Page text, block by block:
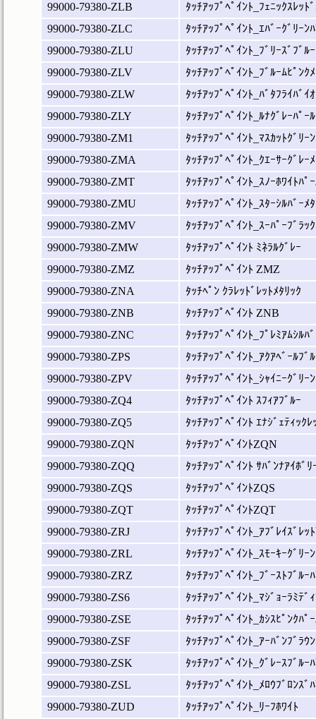
99000-79380-ZLB
ﾀｯﾁｱｯﾌﾟﾍﾟｲﾝﾄ_ﾌｪﾆｯｸｽﾚｯﾄ
99000-79380-ZLC
ﾀｯﾁｱｯﾌﾟﾍﾟｲﾝﾄ_ｴﾊﾞｰｸﾞﾘｰﾝ
99000-79380-ZLU
ﾀｯﾁｱｯﾌﾟﾍﾟｲﾝﾄ_ﾌﾞﾘｰｽﾞﾌﾞﾙ
99000-79380-ZLV
ﾀｯﾁｱｯﾌﾟﾍﾟｲﾝﾄ_ﾌﾞﾙｰﾑﾋﾟﾝｸ
99000-79380-ZLW
ﾀｯﾁｱｯﾌﾟﾍﾟｲﾝﾄ_ﾊﾞﾀﾌﾗｲﾊﾞｲ
99000-79380-ZLY
ﾀｯﾁｱｯﾌﾟﾍﾟｲﾝﾄ_ﾙﾅｸﾞﾚｰﾊﾟｰ
99000-79380-ZM1
ﾀｯﾁｱｯﾌﾟﾍﾟｲﾝﾄ_ﾏｽｶｯﾄｸﾞﾘｰ
99000-79380-ZMA
ﾀｯﾁｱｯﾌﾟﾍﾟｲﾝﾄ_ｸｴｰｻｰｸﾞﾚｰ
99000-79380-ZMT
ﾀｯﾁｱｯﾌﾟﾍﾟｲﾝﾄ_ｽﾉｰﾎﾜｲﾄﾊﾟ
99000-79380-ZMU
ﾀｯﾁｱｯﾌﾟﾍﾟｲﾝﾄ_ｽﾀｰｼﾙﾊﾞｰﾒ
99000-79380-ZMV
ﾀｯﾁｱｯﾌﾟﾍﾟｲﾝﾄ_ｽｰﾊﾟｰﾌﾞﾗｯ
99000-79380-ZMW
ﾀｯﾁｱｯﾌﾟﾍﾟｲﾝﾄ ﾐﾈﾗﾙｸﾞﾚｰ
99000-79380-ZMZ
ﾀｯﾁｱｯﾌﾟﾍﾟｲﾝﾄ ZMZ
99000-79380-ZNA
ﾀｯﾁﾍﾟﾝ ｸﾗﾚｯﾄﾞﾚｯﾄﾒﾀﾘｯｸ
99000-79380-ZNB
ﾀｯﾁｱｯﾌﾟﾍﾟｲﾝﾄ ZNB
99000-79380-ZNC
ﾀｯﾁｱｯﾌﾟﾍﾟｲﾝﾄ_ﾌﾟﾚﾐｱﾑｼﾙﾊ
99000-79380-ZPS
ﾀｯﾁｱｯﾌﾟﾍﾟｲﾝﾄ_ｱｸｱﾍﾞｰﾙﾌﾞ
99000-79380-ZPV
ﾀｯﾁｱｯﾌﾟﾍﾟｲﾝﾄ_ｼｬｲﾆｰｸﾞﾘｰ
99000-79380-ZQ4
ﾀｯﾁｱｯﾌﾟﾍﾟｲﾝﾄ ｽﾌｨｱﾌﾞﾙｰ
99000-79380-ZQ5
ﾀｯﾁｱｯﾌﾟﾍﾟｲﾝﾄ ｴﾅｼﾞｪﾃｨｯｸﾚ
99000-79380-ZQN
ﾀｯﾁｱｯﾌﾟﾍﾟｲﾝﾄZQN
99000-79380-ZQQ
ﾀｯﾁｱｯﾌﾟﾍﾟｲﾝﾄ ｻﾊﾞﾝﾅｱｲﾎﾞﾘ
99000-79380-ZQS
ﾀｯﾁｱｯﾌﾟﾍﾟｲﾝﾄZQS
99000-79380-ZQT
ﾀｯﾁｱｯﾌﾟﾍﾟｲﾝﾄZQT
99000-79380-ZRJ
ﾀｯﾁｱｯﾌﾟﾍﾟｲﾝﾄ_ｱﾌﾞﾚｲｽﾞﾚｯ
99000-79380-ZRL
ﾀｯﾁｱｯﾌﾟﾍﾟｲﾝﾄ_ｽﾓｰｷｰｸﾞﾘｰ
99000-79380-ZRZ
ﾀｯﾁｱｯﾌﾟﾍﾟｲﾝﾄ_ﾌﾞｰｽﾄﾌﾞﾙｰ
99000-79380-ZS6
ﾀｯﾁｱｯﾌﾟﾍﾟｲﾝﾄ_ﾏｼﾞｮｰﾗﾐﾃﾞ
99000-79380-ZSE
ﾀｯﾁｱｯﾌﾟﾍﾟｲﾝﾄ_ｶｼｽﾋﾟﾝｸﾊﾟ
99000-79380-ZSF
ﾀｯﾁｱｯﾌﾟﾍﾟｲﾝﾄ_ｱｰﾊﾞﾝﾌﾞﾗｳ
99000-79380-ZSK
ﾀｯﾁｱｯﾌﾟﾍﾟｲﾝﾄ_ｸﾞﾚｰｽﾌﾞﾙｰ
99000-79380-ZSL
ﾀｯﾁｱｯﾌﾟﾍﾟｲﾝﾄ_ﾒﾛｳﾌﾞﾛﾝｽﾞ
99000-79380-ZUD
ﾀｯﾁｱｯﾌﾟﾍﾟｲﾝﾄ_ﾘｰﾌﾎﾜｲﾄ